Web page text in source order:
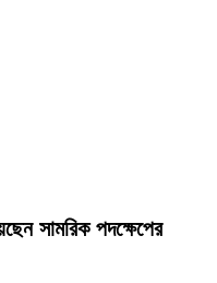
সামরিক পদক্ষেপের